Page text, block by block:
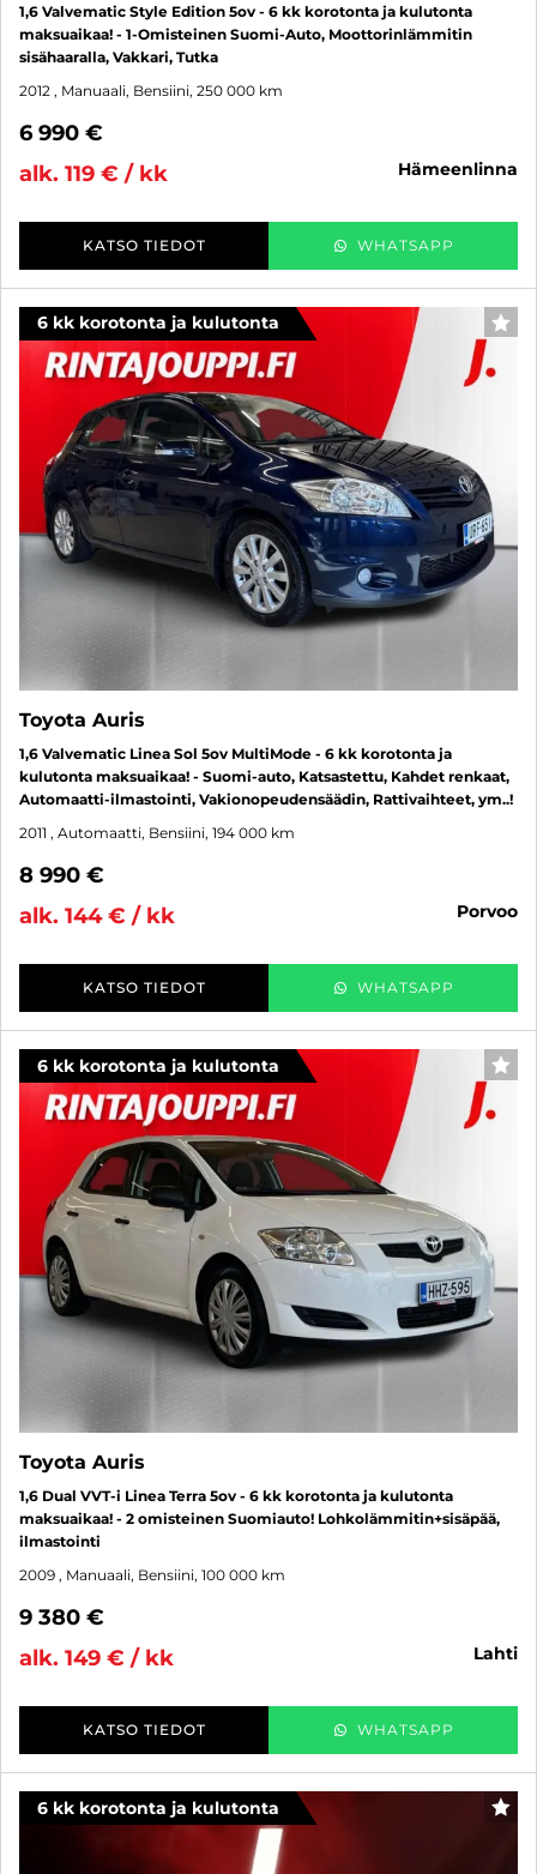
1,6 Valvematic Style Edition 5ov - 6 kk korotonta ja kulutonta
maksuaikaa! - 1-Omisteinen Suomi-Auto, Moottorinlämmitin
sisähaaralla, Vakkari, Tutka
2012 , Manuaali, Bensiini, 250 000 km
6 990 €
alk. 119 € / kk
hämeenlinna
KATSO TIEDOT WHATSAPP
6 kk korotonta ja kulutonta
Toyota Auris
1,6 Valvematic Linea Sol 5ov MultiMode - 6 kk korotonta ja
kulutonta maksuaikaa! - Suomi-auto, Katsastettu, Kahdet renkaat,
Automaatti-ilmastointi, Vakionopeudensäädin, Rattivaihteet, ym..!
2011 , Automaatti, Bensiini, 194 000 km
8 990 €
alk. 144 € / kk
porvoo
KATSO TIEDOT WHATSAPP
6 kk korotonta ja kulutonta
Toyota Auris
1,6 Dual VVT-i Linea Terra 5ov - 6 kk korotonta ja kulutonta
maksuaikaa! - 2 omisteinen Suomiauto! Lohkolämmitin+sisäpää,
ilmastointi
2009 , Manuaali, Bensiini, 100 000 km
9 380 €
alk. 149 € / kk
lahti
KATSO TIEDOT WHATSAPP
6 kk korotonta ja kulutonta